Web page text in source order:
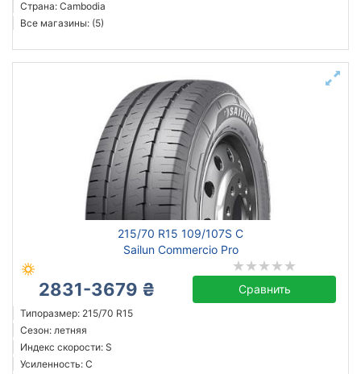
Страна: Cambodia
Все магазины: (5)
215/70 R15 109/107S C
Sailun Commercio Pro
2831-3679 ₴ Сравнить
Типоразмер: 215/70 R15
Сезон: летняя
Индекс скорости: S
Усиленность: C